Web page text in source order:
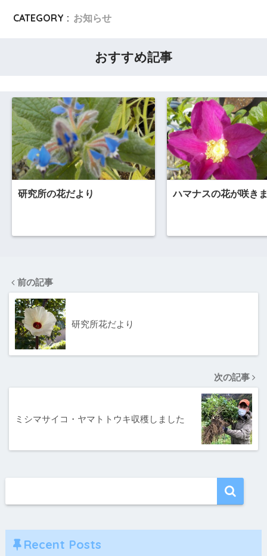
CATEGORY : お知らせ
おすすめ記事
研究所の花だより ハマナスの花が咲き
前の記事
研究所花だより
次の記事
ミシマサイコ・ヤマトトウキ収穫しました
Recent Posts